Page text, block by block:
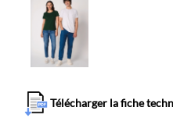
Télécharger la fiche